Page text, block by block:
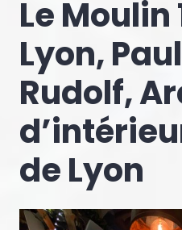
Le Moulin
Lyon,
Rudolf,
de Lyon